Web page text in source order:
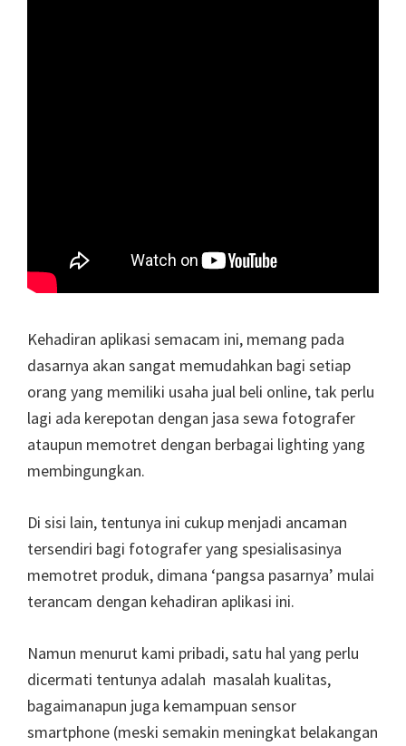
Kehadiran aplikasi semacam ini, memang pada
dasarnya akan sangat memudahkan bagi setiap
orang yang memiliki usaha jual beli online, tak perlu
lagi ada kerepotan dengan jasa sewa fotografer
ataupun memotret dengan berbagai lighting yang
membingungkan.
Di sisi lain, tentunya ini cukup menjadi ancaman
tersendiri bagi fotografer yang spesialisasinya
memotret produk, dimana ‘pangsa pasarnya’ mulai
terancam dengan kehadiran aplikasi ini.
Namun menurut kami pribadi, satu hal yang perlu
dicermati tentunya adalah masalah kualitas,
bagaimanapun juga kemampuan sensor
smartphone (meski semakin meningkat belakangan